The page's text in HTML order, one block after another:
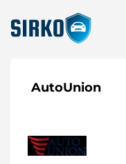
AutoUnion